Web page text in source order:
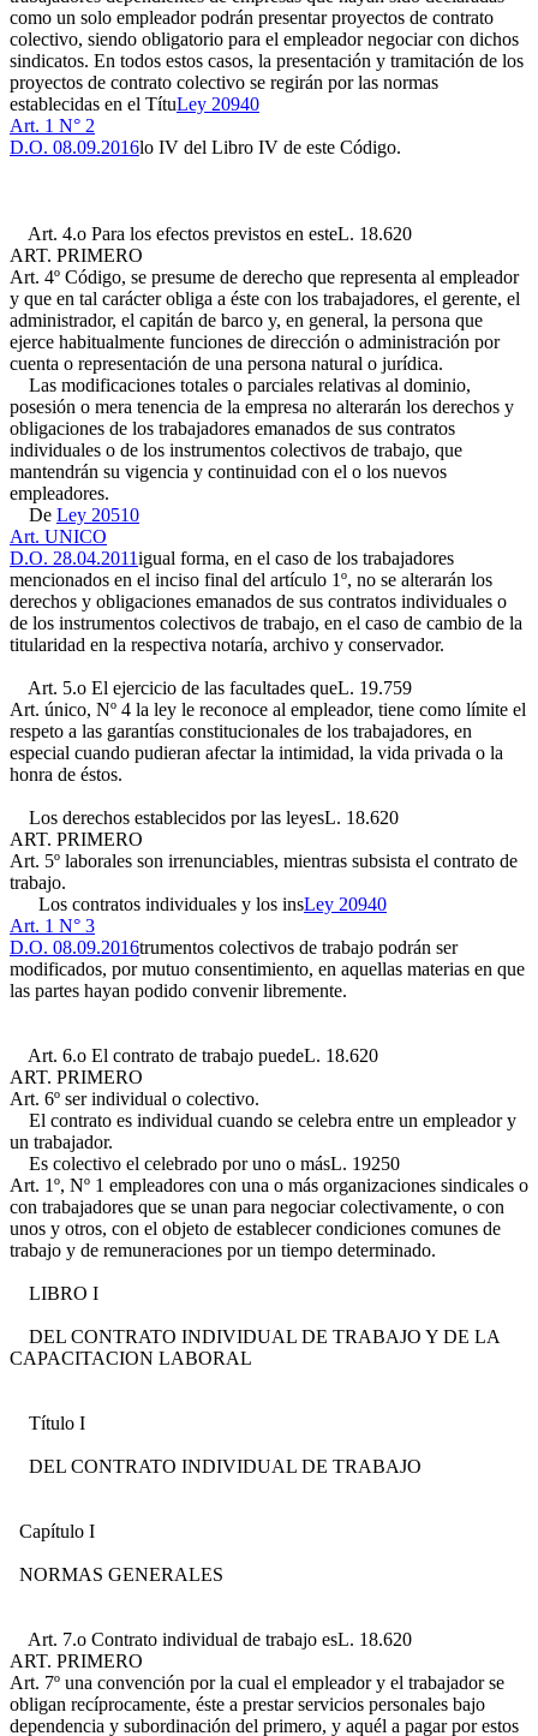
como un solo empleador podrán presentar proyectos de contrato
colectivo, siendo obligatorio para el empleador negociar con dichos
sindicatos. En todos estos casos, la presentación y tramitación de los
proyectos de contrato colectivo se regirán por las normas
establecidas en el TítuLey 20940
Art. 1 N° 2
D.O. 08.09.2016lo IV del Libro IV de este Código.
Art. 4.o Para los efectos previstos en esteL. 18.620
ART. PRIMERO
Art. 4º Código, se presume de derecho que representa al empleador
y que en tal carácter obliga a éste con los trabajadores, el gerente, el
administrador, el capitán de barco y, en general, la persona que
ejerce habitualmente funciones de dirección o administración por
cuenta o representación de una persona natural o jurídica.
Las modificaciones totales o parciales relativas al dominio,
posesión o mera tenencia de la empresa no alterarán los derechos y
obligaciones de los trabajadores emanados de sus contratos
individuales o de los instrumentos colectivos de trabajo, que
mantendrán su vigencia y continuidad con el o los nuevos
empleadores.
De Ley 20510
Art. UNICO
D.O. 28.04.2011igual forma, en el caso de los trabajadores
mencionados en el inciso final del artículo 1º, no se alterarán los
derechos y obligaciones emanados de sus contratos individuales o
de los instrumentos colectivos de trabajo, en el caso de cambio de la
titularidad en la respectiva notaría, archivo y conservador.
Art. 5.o El ejercicio de las facultades queL. 19.759
Art. único, Nº 4 la ley le reconoce al empleador, tiene como límite el
respeto a las garantías constitucionales de los trabajadores, en
especial cuando pudieran afectar la intimidad, la vida privada o la
honra de éstos.
Los derechos establecidos por las leyesL. 18.620
ART. PRIMERO
Art. 5º laborales son irrenunciables, mientras subsista el contrato de
trabajo.
Los contratos individuales y los insLey 20940
Art. 1 N° 3
D.O. 08.09.2016trumentos colectivos de trabajo podrán ser
modificados, por mutuo consentimiento, en aquellas materias en que
las partes hayan podido convenir libremente.
Art. 6.o El contrato de trabajo puedeL. 18.620
ART. PRIMERO
Art. 6º ser individual o colectivo.
El contrato es individual cuando se celebra entre un empleador y
un trabajador.
Es colectivo el celebrado por uno o másL. 19250
Art. 1º, Nº 1 empleadores con una o más organizaciones sindicales o
con trabajadores que se unan para negociar colectivamente, o con
unos y otros, con el objeto de establecer condiciones comunes de
trabajo y de remuneraciones por un tiempo determinado.
LIBRO I
DEL CONTRATO INDIVIDUAL DE TRABAJO Y DE LA
CAPACITACION LABORAL
Título I
DEL CONTRATO INDIVIDUAL DE TRABAJO
Capítulo I
NORMAS GENERALES
Art. 7.o Contrato individual de trabajo esL. 18.620
ART. PRIMERO
Art. 7º una convención por la cual el empleador y el trabajador se
obligan recíprocamente, éste a prestar servicios personales bajo
dependencia y subordinación del primero, y aquél a pagar por estos